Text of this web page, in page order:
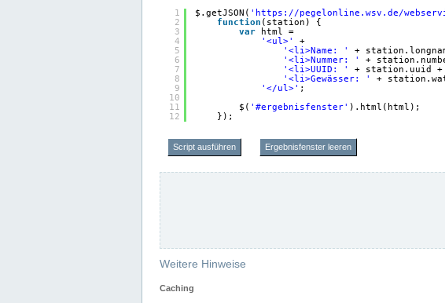
1
2
3
4
5
6
7
8
9
10
11
12
$.getJSON( ' https://pegelonline.wsv.de/
function (station) {
var
html =
'<ul>'
+
'<li>Name: '
+
'<li>Nummer: '
+
'<li>UUID: '
+ station.uuid +
'<li>Gewässer: '
+
'</ul>' ;
$( '#ergebnisfenster' ).html(html);
});
Script ausführen Ergebnisfenster leeren
Weitere Hinweise
Caching